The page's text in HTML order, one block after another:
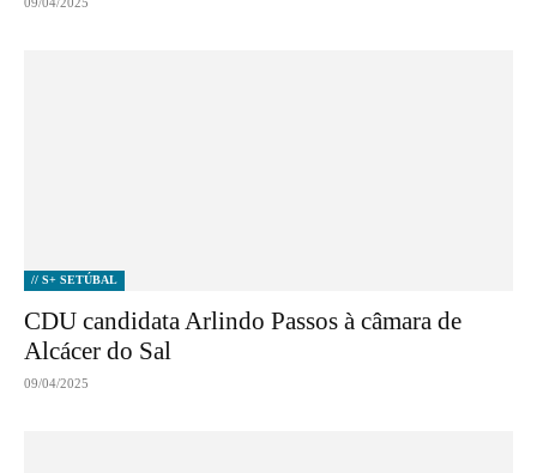
// S+ SETÚBAL
CDU candidata Arlindo Passos à câmara de
Alcácer do Sal
09/04/2025